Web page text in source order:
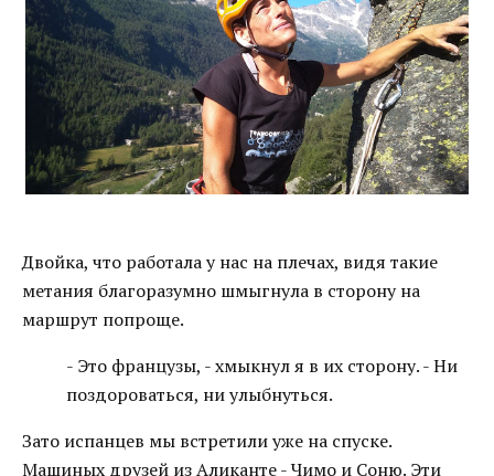
Двойка, что работала у нас на плечах, видя такие
метания благоразумно шмыгнула в сторону на
маршрут попроще.
- Это французы, - хмыкнул я в их сторону. - Ни
поздороваться, ни улыбнуться.
Зато испанцев мы встретили уже на спуске.
Машиных друзей из Аликанте - Чимо и Соню. Эти